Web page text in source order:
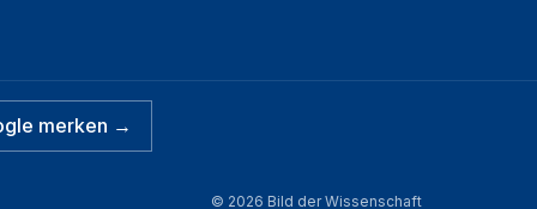
merken →
© 2026 Bild der Wissenschaft